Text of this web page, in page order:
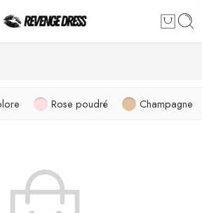
Rose poudré Champagne